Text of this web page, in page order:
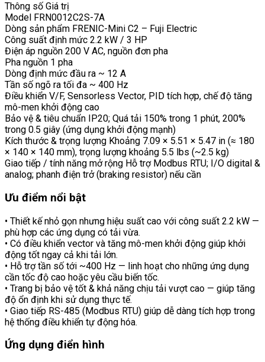
Thông số Giá trị
Model FRN0012C2S-7A
Dòng sản phẩm FRENIC-Mini C2 – Fuji Electric
Công suất định mức 2.2 kW / 3 HP
Điện áp nguồn 200 V AC, nguồn đơn pha
Pha nguồn 1 pha
Dòng định mức đầu ra ~ 12 A
Tần số ngõ ra tối đa ~ 400 Hz
Điều khiển V/F, Sensorless Vector, PID tích hợp, chế độ tăng
mô-men khởi động cao
Bảo vệ & tiêu chuẩn IP20; Quá tải 150% trong 1 phút, 200%
trong 0.5 giây (ứng dụng khởi động mạnh)
Kích thước & trọng lượng Khoảng 7.09 × 5.51 × 5.47 in (≈ 180
× 140 × 140 mm), trọng lượng khoảng 5.5 lbs (~2.5 kg)
Giao tiếp / tính năng mở rộng Hỗ trợ Modbus RTU; I/O digital &
analog; phanh điện trở (braking resistor) nếu cần
Ưu điểm nổi bật
• Thiết kế nhỏ gọn nhưng hiệu suất cao với công suất 2.2 kW —
phù hợp các ứng dụng có tải vừa.
• Có điều khiển vector và tăng mô-men khởi động giúp khởi
động tốt ngay cả khi tải lớn.
• Hỗ trợ tần số tới ~400 Hz — linh hoạt cho những ứng dụng
cần tốc độ cao hoặc yêu cầu biến tốc.
• Trang bị bảo vệ tốt & khả năng chịu tải vượt cao — giúp tăng
độ ổn định khi sử dụng thực tế.
• Giao tiếp RS-485 (Modbus RTU) giúp dễ dàng tích hợp trong
hệ thống điều khiển tự động hóa.
Ứng dụng điển hình